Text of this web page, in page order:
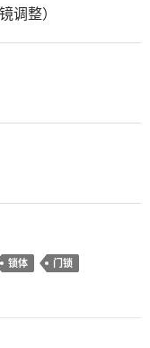
调整）
锁体 门锁